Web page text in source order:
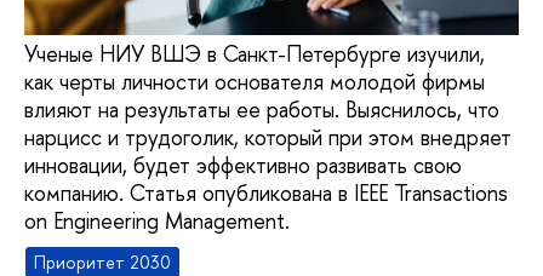
Ученые НИУ ВШЭ в Санкт-Петербурге изучили,
как черты личности основателя молодой фирмы
влияют на результаты ее работы. Выяснилось, что
нарцисс и трудоголик, который при этом внедряет
инновации, будет эффективно развивать свою
компанию. Статья опубликована в IEEE Transactions
on Engineering Management.
Приоритет 2030